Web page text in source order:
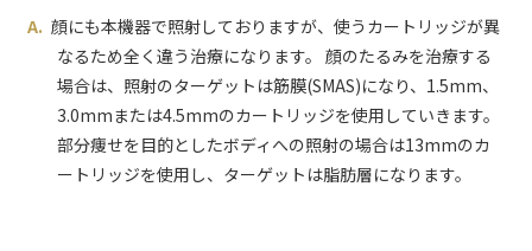
顔にも本機器で照射しておりますが、使うカートリッジが異
なるため全く違う治療になります。 顔のたるみを治療する
場合は、照射のターゲットは筋膜(SMAS)になり、1.5mm、
3.0mmまたは4.5mmのカートリッジを使用していきます。
部分痩せを目的としたボディへの照射の場合は13mmのカ
ートリッジを使用し、ターゲットは脂肪層になります。